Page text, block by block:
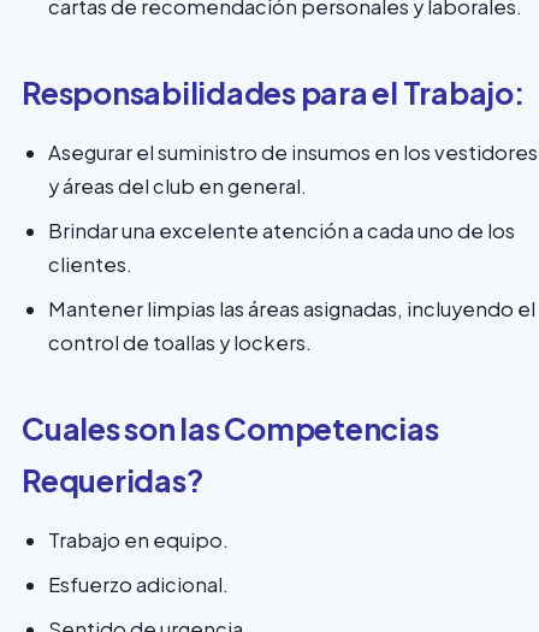
cartas de recomendación personales y laborales.
Responsabilidades para el Trabajo:
Asegurar el suministro de insumos en los vestidores
y áreas del club en general.
Brindar una excelente atención a cada uno de los
clientes.
Mantener limpias las áreas asignadas, incluyendo el
control de toallas y lockers.
Cuales son las Competencias
Requeridas?
Trabajo en equipo.
Esfuerzo adicional.